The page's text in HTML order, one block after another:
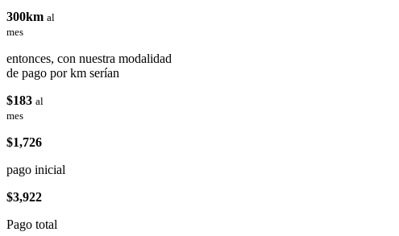
300km al
mes
entonces, con nuestra modalidad
de pago por km serían
$183 al
mes
$1,726
pago inicial
$3,922
Pago total